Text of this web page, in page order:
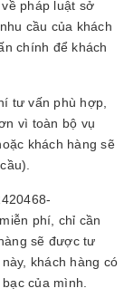
pháp luật sở
cầu của khách
chính để khách
tư vấn phù hợp,
vì toàn bộ vụ
khách hàng sẽ
phí, chỉ cần
sẽ được tư
khách hàng có
của mình.